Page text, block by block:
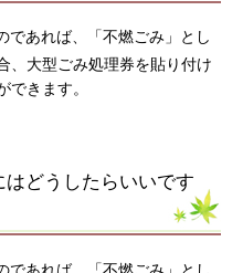
あれば、「不燃ごみ」とし
、大型ごみ処理券を貼り付け
できます。
どうしたらいいです
であれば、「不燃ごみ」とし